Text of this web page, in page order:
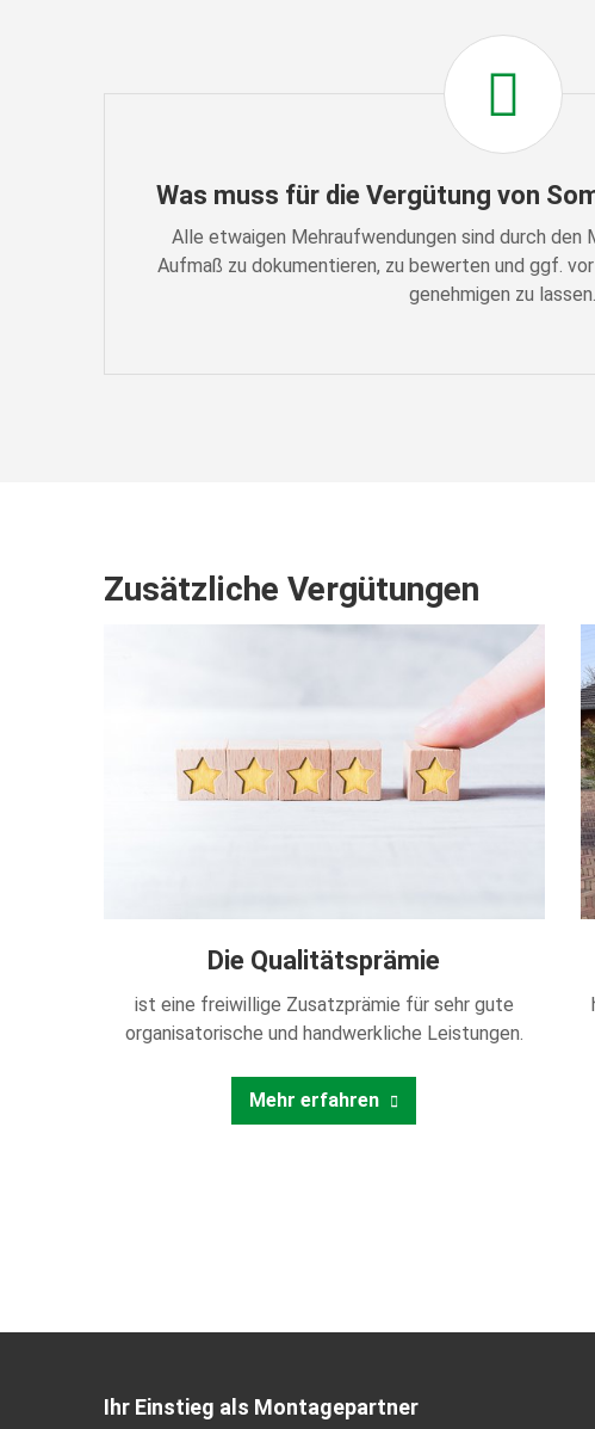
Was muss für die Vergütung von
Alle etwaigen Mehraufwendungen sind durch
Aufmaß zu dokumentieren, zu bewerten und ggf.
genehmigen zu lassen.
Zusätzliche Vergütungen
Die Qualitätsprämie
ist eine freiwillige Zusatzprämie für sehr gute
organisatorische und handwerkliche Leistungen.
Mehr erfahren
Ihr Einstieg als Montagepartner